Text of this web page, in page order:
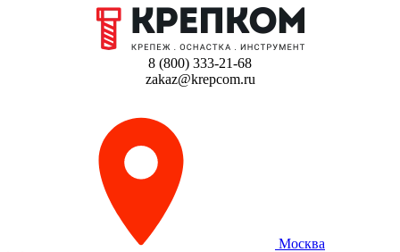
8 (800) 333-21-68
zakaz@krepcom.ru
Москва